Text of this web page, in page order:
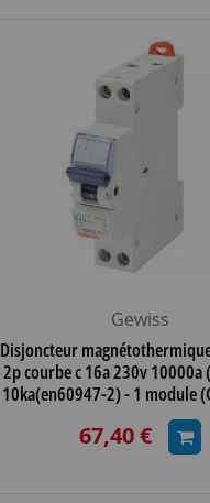
Gewiss
Disjoncteur
2p courbe c 16a 230v 10000a
10ka(en60947-2) - 1 module
67,40 €